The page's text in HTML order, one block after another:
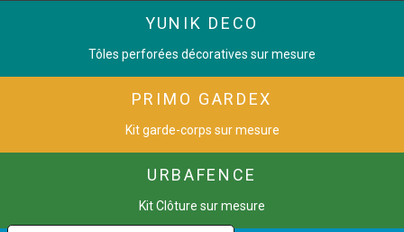
YUNIK DECO
Tôles perforées décoratives sur mesure
PRIMO GARDEX
Kit garde-corps sur mesure
URBAFENCE
Kit Clôture sur mesure